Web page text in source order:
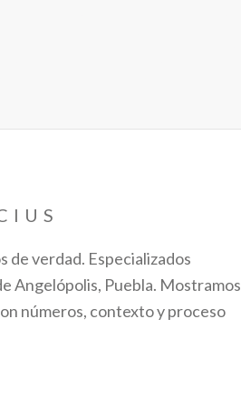
de verdad. Especializados
Angelópolis, Puebla. Mostramos
números, contexto y proceso